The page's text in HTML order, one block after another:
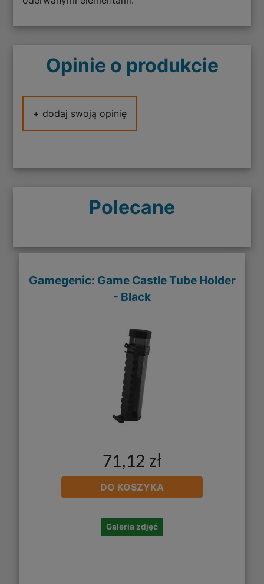
Opinie o produkcie
+ dodaj swoją opinię
Polecane
Gamegenic: Game Castle Tube Holder
- Black
71,12 zł
DO KOSZYKA
Galeria zdjęć